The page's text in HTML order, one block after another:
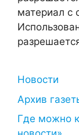
материал с
Новости
Архив
Где можно